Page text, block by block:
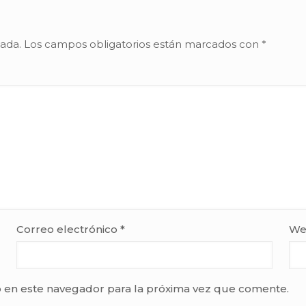
Los campos obligatorios están marcados con *
Correo electrónico*
este navegador para la próxima vez que comente.